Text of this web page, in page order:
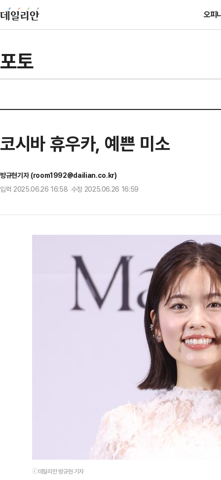
오피
포토
코시바 휴우카, 예쁜 미소
방규현기자 (room1992@dailian.co.kr)
입력 2025.06.26 16:58 수정 2025.06.26 16:59
ⓒ데일리안 방규현 기자